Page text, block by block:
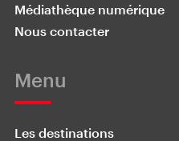
Médiathèque numérique
Nous contacter
Menu
Les destinations